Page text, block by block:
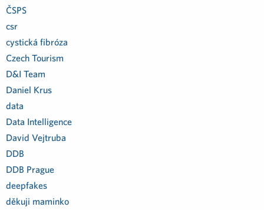
ČSPS
csr
cystická fibróza
Czech Tourism
D&I Team
Daniel Krus
data
Data Intelligence
David Vejtruba
DDB
DDB Prague
deepfakes
děkuji maminko